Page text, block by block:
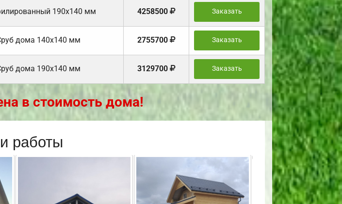
190х140 мм 4258500 Заказать
дома 140х140 мм 2755700 Заказать
дома 190х140 мм 3129700 Заказать
в стоимость дома!
работы